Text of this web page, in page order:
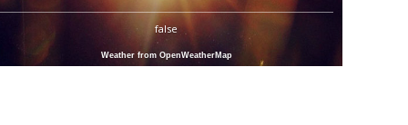
false
Weather from OpenWeatherMap